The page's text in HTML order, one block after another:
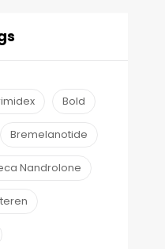
Bold
Bremelanotide
Nandrolone